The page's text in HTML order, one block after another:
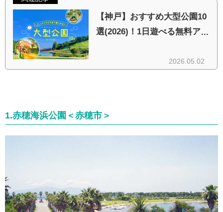
1.赤穂海浜公園＜赤穂市＞